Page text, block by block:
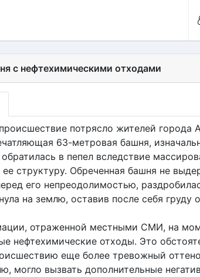
с нефтехимическими отходами
потрясло жителей города
63-метровая башня,
в пепел вследствие
структуру. Обреченная башня не
его непреодолимостью,
на землю, оставив после себя груду
отраженной местными СМИ, на
нефтехимические отходы. Это
еще более тревожный
могло вызвать дополнительные